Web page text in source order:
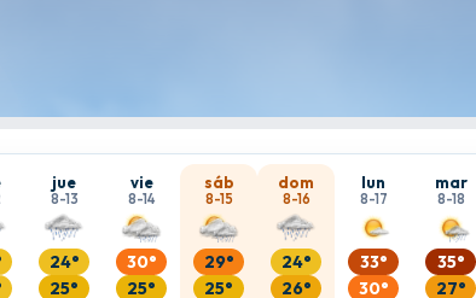
jue
8-13
24°
25°
vie
8-14
30°
25°
sáb
8-15
29°
25°
dom
8-16
24°
26°
lun
8-17
33°
30°
mar
8-18
35°
27°